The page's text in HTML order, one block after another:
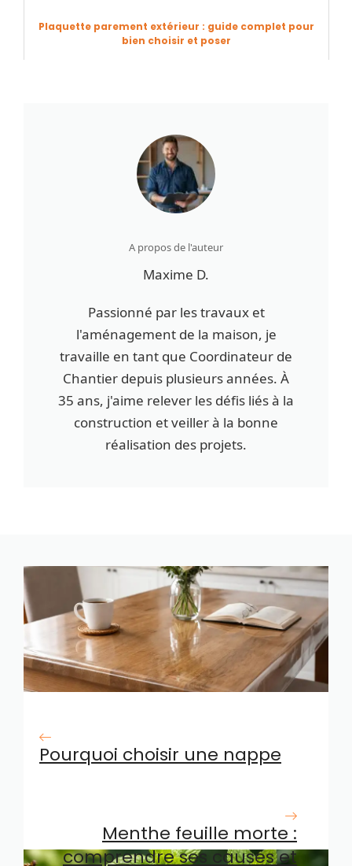
Plaquette parement extérieur : guide complet pour
bien choisir et poser
A propos de l'auteur
Maxime D.
Passionné par les travaux et
l'aménagement de la maison, je
travaille en tant que Coordinateur de
Chantier depuis plusieurs années. À
35 ans, j'aime relever les défis liés à la
construction et veiller à la bonne
réalisation des projets.
Pourquoi choisir une nappe
Menthe feuille morte :
comprendre ses causes et